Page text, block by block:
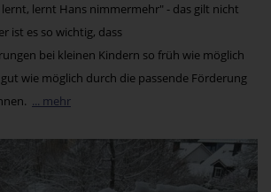
lernt Hans nimmermehr" - das gilt nicht
ist es so wichtig, dass
bei kleinen Kindern so früh wie möglich
wie möglich durch die passende Förderung
... mehr